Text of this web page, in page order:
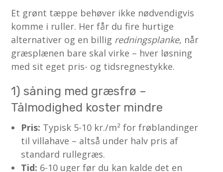
Et grønt tæppe behøver ikke nødvendigvis
komme i ruller. Her får du fire hurtige
alternativer og en billig redningsplanke, når
græsplænen bare skal virke – hver løsning
med sit eget pris- og tids­regnestykke.
1) såning med græsfrø –
Tålmodighed koster mindre
Pris: Typisk 5-10 kr./m² for frøblandinger
til villahave – altså under halv pris af
standard rullegræs.
Tid: 6-10 uger før du kan kalde det en